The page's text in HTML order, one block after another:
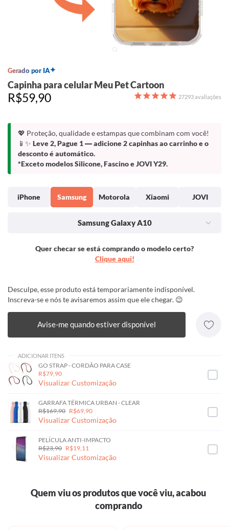
Gerado por IA
Capinha para celular Meu Pet Cartoon
R$59,90 27293avaliações
💖 Proteção, qualidade e estampas que combinam com você!
📱✨ Leve 2, Pague 1— adicione 2 capinhas ao carrinho e o
desconto é automático.
*Exceto modelos Silicone, Fascino e JOVI Y29.
iPhone Samsung Motorola Xiaomi JOVI
Samsung Galaxy A10
Quer checar se está comprando o modelo certo?
Clique aqui!
Desculpe, esse produto está temporariamente indisponível.
Inscreva-se e nós te avisaremos assim que ele chegar. 😉
Avise-me quando estiver disponível
ADICIONAR ITENS
GO STRAP - CORDÃO PARA CASE
R$79,90
Visualizar Customização
GARRAFA TÉRMICA URBAN - CLEAR
R$169,90 R$69,90
Visualizar Customização
PELÍCULA ANTI-IMPACTO
R$23,90 R$19,11
Visualizar Customização
Quem viu os produtos que você viu, acabou
comprando